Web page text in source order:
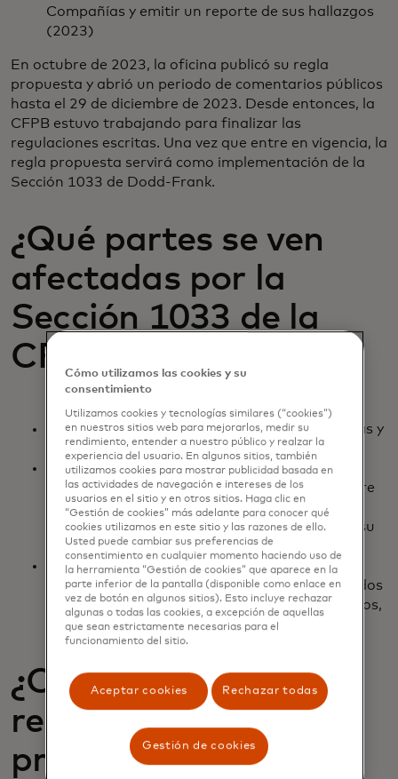
Compañías y emitir un reporte de sus hallazgos
(2023)
En octubre de 2023, la oficina publicó su regla
propuesta y abrió un periodo de comentarios públicos
hasta el 29 de diciembre de 2023. Desde entonces, la
CFPB estuvo trabajando para finalizar las
regulaciones escritas. Una vez que entre en vigencia, la
regla propuesta servirá como implementación de la
Sección 1033 de Dodd-Frank.
¿Qué partes se ven
afectadas por la
Sección 1033 de la
CFPB?
Proveedores de datos: instituciones financieras y
algunos facilitadores de pagos
Destinatarios de datos de terceros: fintechs e
instituciones financieras que actúan en nombre
de los consumidores como destinatarios de
datos y agregadores de datos que actúan en su
nombre
Organismos calificados que establecen
estándares de la industria: emisores reconocidos
por la CFPB de estándares de la industria justos,
abiertos e inclusivos
¿Cómo afecta la
reglamentación
propuesta a los
Cómo utilizamos las cookies y su
consentimiento
Utilizamos cookies y tecnologías similares (“cookies”)
en nuestros sitios web para mejorarlos, medir su
rendimiento, entender a nuestro público y realzar la
experiencia del usuario. En algunos sitios, también
utilizamos cookies para mostrar publicidad basada en
las actividades de navegación e intereses de los
usuarios en el sitio y en otros sitios. Haga clic en
“Gestión de cookies” más adelante para conocer qué
cookies utilizamos en este sitio y las razones de ello.
Usted puede cambiar sus preferencias de
consentimiento en cualquier momento haciendo uso de
la herramienta “Gestión de cookies” que aparece en la
parte inferior de la pantalla (disponible como enlace en
vez de botón en algunos sitios). Esto incluye rechazar
algunas o todas las cookies, a excepción de aquellas
que sean estrictamente necesarias para el
funcionamiento del sitio.
Aceptar cookies Rechazar todas
Gestión de cookies